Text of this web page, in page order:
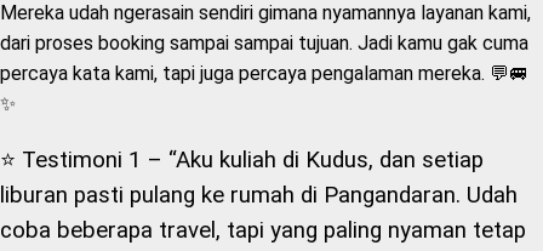
Mereka udah ngerasain sendiri gimana nyamannya layanan kami,
dari proses booking sampai sampai tujuan. Jadi kamu gak cuma
percaya kata kami, tapi juga percaya pengalaman mereka. 💬🚐
✨
⭐ Testimoni 1 – “Aku kuliah di Kudus, dan setiap
liburan pasti pulang ke rumah di Pangandaran. Udah
coba beberapa travel, tapi yang paling nyaman tetap